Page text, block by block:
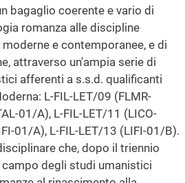
bagaglio coerente e vario di
romanza alle discipline
e contemporanee, e di
attraverso un'ampia serie di
afferenti a s.s.d. qualificanti
L-FIL-LET/09 (FLMR-
01/A), L-FIL-LET/11 (LICO-
01/A), L-FIL-LET/13 (LIFI-01/B).
che, dopo il triennio
degli studi umanistici